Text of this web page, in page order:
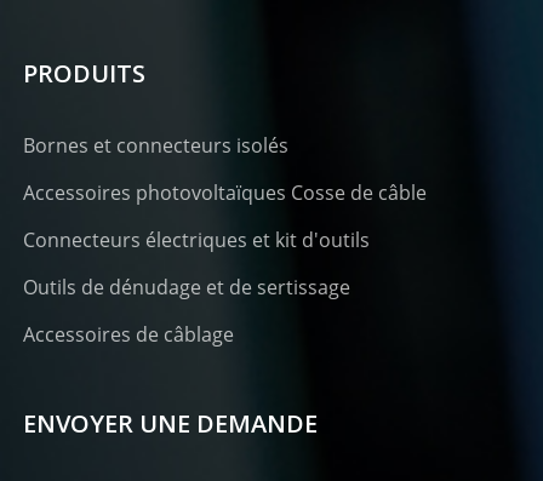
PRODUITS
Bornes et connecteurs isolés
Accessoires photovoltaïques Cosse de câble
Connecteurs électriques et kit d'outils
Outils de dénudage et de sertissage
Accessoires de câblage
ENVOYER UNE DEMANDE